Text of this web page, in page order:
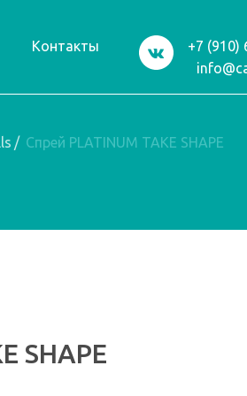
+7 (910)
Контакты
/ Спрей PLATINUM TAKE SHAPE
SHAPE